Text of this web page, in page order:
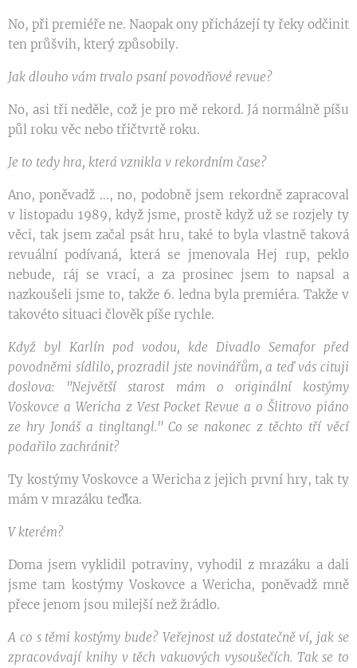
No, při premiéře ne. Naopak ony přicházejí ty řeky odčinit
ten průšvih, který způsobily.
Jak dlouho vám trvalo psaní povodňové revue?
No, asi tři neděle, což je pro mě rekord. Já normálně píšu
půl roku věc nebo třičtvrtě roku.
Je to tedy hra, která vznikla v rekordním čase?
Ano, poněvadž ..., no, podobně jsem rekordně zapracoval
v listopadu 1989, když jsme, prostě když už se rozjely ty
věci, tak jsem začal psát hru, také to byla vlastně taková
revuální podívaná, která se jmenovala Hej rup, peklo
nebude, ráj se vrací, a za prosinec jsem to napsal a
nazkoušeli jsme to, takže 6. ledna byla premiéra. Takže v
takovéto situaci člověk píše rychle.
Když byl Karlín pod vodou, kde Divadlo Semafor před
povodněmi sídlilo, prozradil jste novinářům, a teď vás cituji
doslova: "Největší starost mám o originální kostýmy
Voskovce a Wericha z Vest Pocket Revue a o Šlitrovo piáno
ze hry Jonáš a tingltangl." Co se nakonec z těchto tří věcí
podařilo zachránit?
Ty kostýmy Voskovce a Wericha z jejich první hry, tak ty
mám v mrazáku teďka.
V kterém?
Doma jsem vyklidil potraviny, vyhodil z mrazáku a dali
jsme tam kostýmy Voskovce a Wericha, poněvadž mně
přece jenom jsou milejší než žrádlo.
A co s těmi kostýmy bude? Veřejnost už dostatečně ví, jak se
zpracovávají knihy v těch vakuových vysoušečích. Tak se to